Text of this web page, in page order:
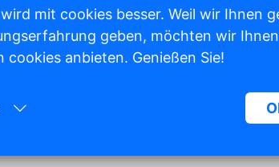
mit cookies besser. Weil wir Ihnen
geben, möchten wir Ihnen
cookies anbieten. Genießen Sie!